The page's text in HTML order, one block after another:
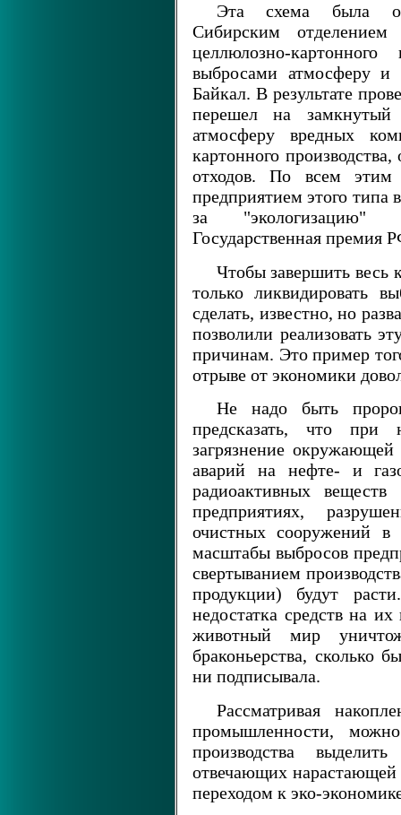
Эта схема была
Сибирским
целлюлозно-
выбросами атмосферу
Байкал. В результате
перешел на замкнутый
атмосферу вредных
картонного
отходов. По всем
предприятием этого типа
за "экологизацию"
Государственная премия
Чтобы завершить весь
только ликвидировать
сделать, известно, но
позволили реализовать
причинам. Это пример
отрыве от экономики
Не надо быть
предсказать, что при
загрязнение окружающей
аварий на нефте- и
радиоактивных
предприятиях,
очистных сооружений
масштабы выбросов
свертыванием
продукции) будут
недостатка средств на
животный мир
браконьерства, сколько
ни подписывала.
Рассматривая
промышленности,
производства
отвечающих нарастающей
переходом к эко-